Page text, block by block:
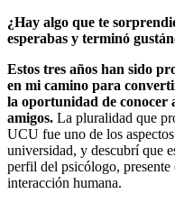
¿Hay algo que te
esperabas y terminó
Estos tres años han sido
en mi camino para
la oportunidad de conocer
amigos. La pluralidad que
UCU fue uno de los
universidad, y descubrí que
perfil del psicólogo,
interacción humana.